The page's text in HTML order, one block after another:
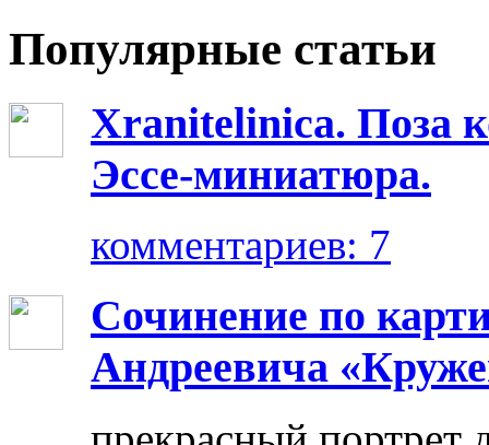
Популярные статьи
Xranitelinica. Поза
Эссе-миниатюра.
комментариев: 7
Сочинение по
Андреевича